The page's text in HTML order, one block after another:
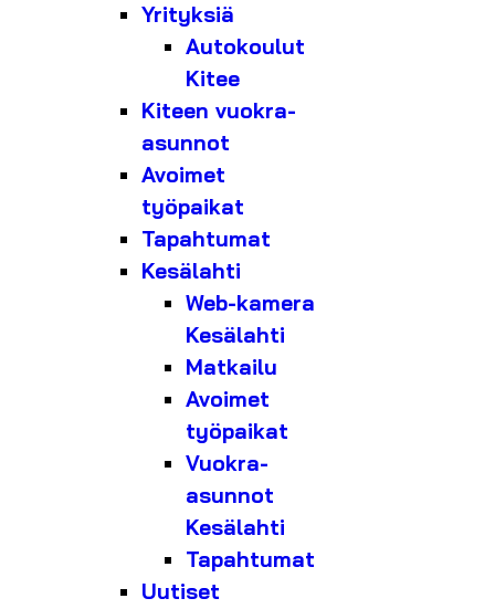
Yrityksiä
Autokoulut
Kitee
Kiteen vuokra-
asunnot
Avoimet
työpaikat
Tapahtumat
Kesälahti
Web-kamera
Kesälahti
Matkailu
Avoimet
työpaikat
Vuokra-
asunnot
Kesälahti
Tapahtumat
Uutiset